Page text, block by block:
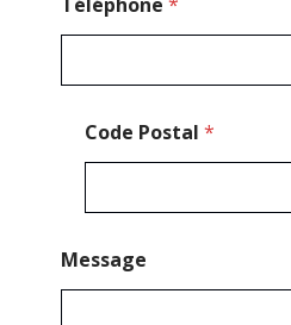
Code Postal *
Message